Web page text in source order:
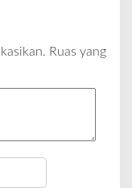
Ruas yang